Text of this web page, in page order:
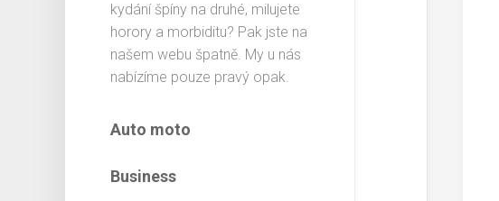
kydání špíny na druhé, milujete
horory a morbiditu? Pak jste na
našem webu špatně. My u nás
nabízíme pouze pravý opak.
Auto moto
Business